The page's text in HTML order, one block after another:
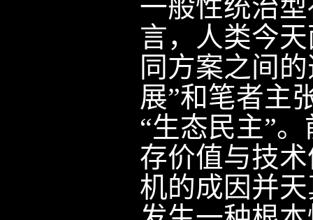
一般性统治
言，人类今
同方案之间
展”和笔者主
“生态民主”
存价值与技
机的成因并